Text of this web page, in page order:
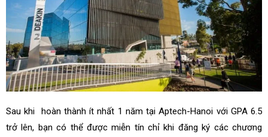
Sau khi hoàn thành ít nhất 1 năm tại Aptech-Hanoi với GPA 6.5
trở lên, bạn có thể được miễn tín chỉ khi đăng ký các chương